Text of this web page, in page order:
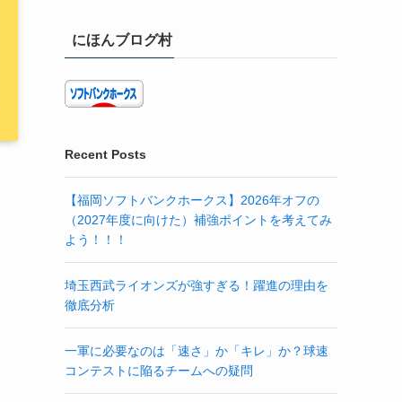
にほんブログ村
Recent Posts
【福岡ソフトバンクホークス】2026年オフの
（2027年度に向けた）補強ポイントを考えてみ
よう！！！
埼玉西武ライオンズが強すぎる！躍進の理由を
徹底分析
一軍に必要なのは「速さ」か「キレ」か？球速
コンテストに陥るチームへの疑問